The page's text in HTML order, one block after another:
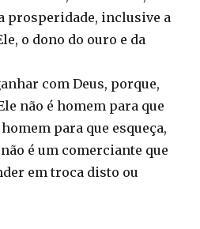
prosperidade, inclusive a
o dono do ouro e da
com Deus, porque,
não é homem para que
para que esqueça,
é um comerciante que
em troca disto ou